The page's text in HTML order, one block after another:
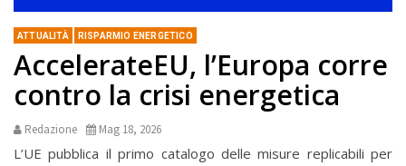
ATTUALITÀ RISPARMIO ENERGETICO
AccelerateEU, l’Europa corre
contro la crisi energetica
Redazione Mag 18, 2026
L’UE pubblica il primo catalogo delle misure replicabili per